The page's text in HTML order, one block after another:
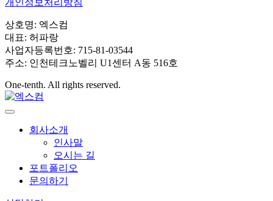
개인정보처리방침
상호명: 엑스컴
대표: 허파랑
사업자등록번호: 715-81-03544
주소: 인천테크노벨리 U1센터 A동 516호
One-tenth. All rights reserved.
회사소개
인사말
오시는 길
포트폴리오
문의하기